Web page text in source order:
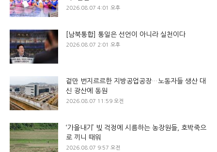
2026.08.07 4:01 오후
[남북통합] 통일은 선언이 아니라 실천이다
2026.08.07 2:01 오후
겉만 번지르르한 지방공업공장…노동자들 생산 대
신 광산에 동원
2026.08.07 11:59 오전
‘가을내기’ 빚 걱정에 시름하는 농장원들, 호박죽으
로 끼니 때워
2026.08.07 9:57 오전